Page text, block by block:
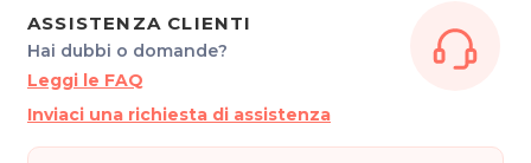
ASSISTENZA CLIENTI
Hai dubbi o domande?
Leggi le FAQ
Inviaci una richiesta di assistenza